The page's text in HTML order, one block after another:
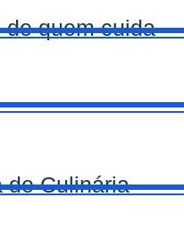
de quem cuida
de Culinária